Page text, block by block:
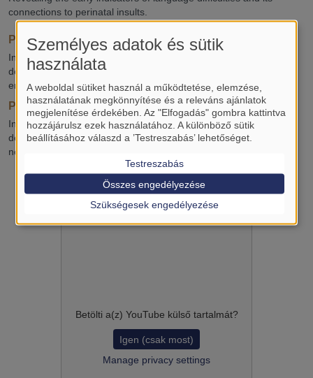
connections to perinatal insults.
PROJECT TITLE 1
Investigating the prognostic accuracy of different biomarkers for
detection of neurocognitive deficits in children with neonatal
encephalopathy: Systematic Review and Meta-analysis.
PROJECT TITLE 2
Investigating the prognostic accuracy of different biomarkers for
detection of developmental language disorder in children with
neonatal encephalopathy: Retrospective Cohort Study.
Betölti a(z) YouTube külső tartalmát?
Igen (csak most)
Manage privacy settings
Személyes adatok és sütik
használata
A weboldal sütiket használ a működtetése, elemzése,
használatának megkönnyítése és a releváns ajánlatok
megjelenítése érdekében. Az "Elfogadás" gombra kattintva
hozzájárulsz ezek használatához. A különböző sütik
beállításához válaszd a ’Testreszabás’ lehetőséget.
Testreszabás
Szükségesek engedélyezése
Összes engedélyezése